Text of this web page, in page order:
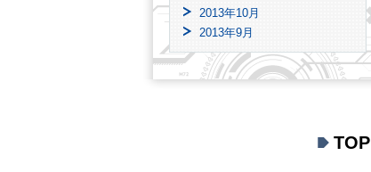
2013年10月
2013年9月
TOP